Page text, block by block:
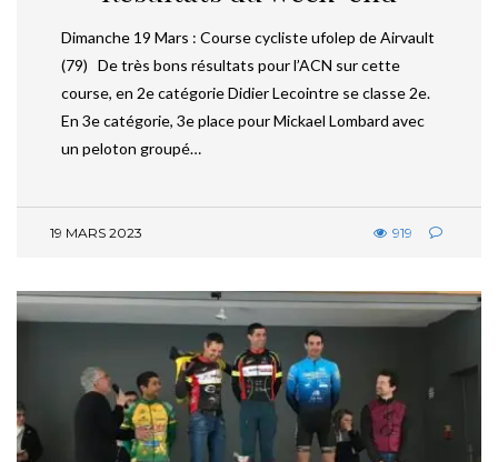
Dimanche 19 Mars : Course cycliste ufolep de Airvault
(79) De très bons résultats pour l’ACN sur cette
course, en 2e catégorie Didier Lecointre se classe 2e.
En 3e catégorie, 3e place pour Mickael Lombard avec
un peloton groupé…
19 MARS 2023 919